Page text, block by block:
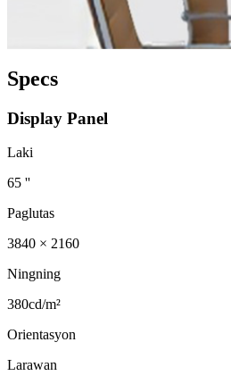
Specs
Display Panel
Laki
65 ''
Paglutas
3840 × 2160
Ningning
380cd/m²
Orientasyon
Larawan